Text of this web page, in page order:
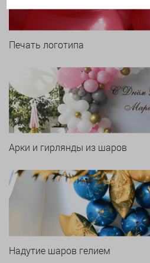
Печать логотипа
Арки и гирлянды из шаров
Надутие шаров гелием